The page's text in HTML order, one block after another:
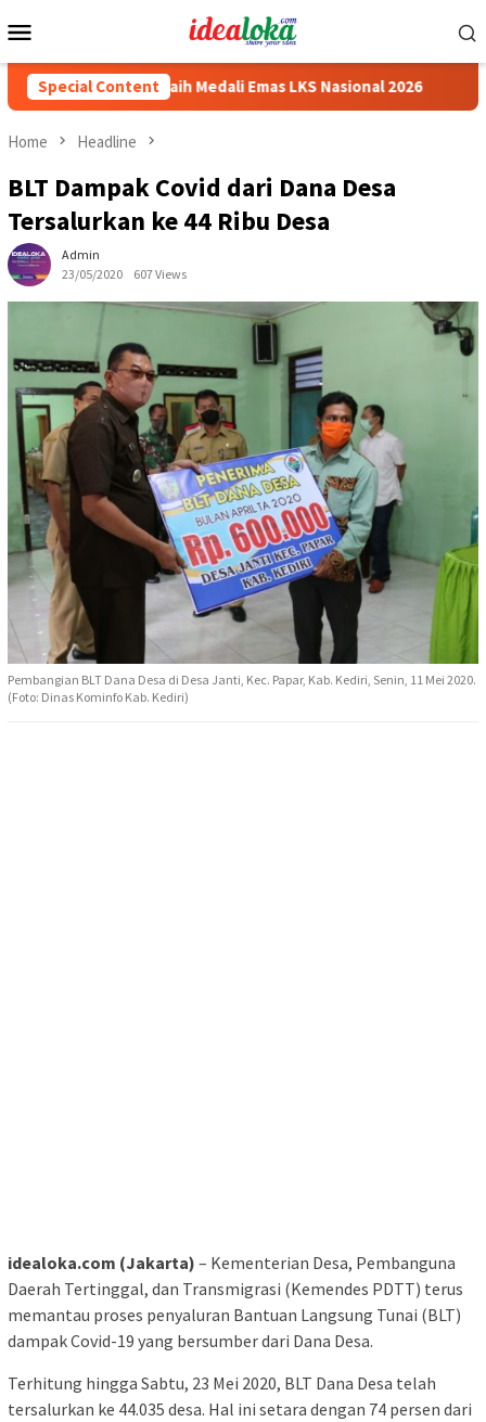
to
Menu
Special Content
Peraih Medali Emas LKS Nasional 2026 Cabai Jadi
Home Headline
BLT Dampak Covid dari Dana Desa
Tersalurkan ke 44 Ribu Desa
Admin
23/05/2020
607 Views
Pembangian BLT Dana Desa di Desa Janti, Kec. Papar, Kab. Kediri, Senin, 11 Mei 2020.
(Foto: Dinas Kominfo Kab. Kediri)
idealoka.com (Jakarta) – Kementerian Desa, Pembanguna
Daerah Tertinggal, dan Transmigrasi (Kemendes PDTT) terus
memantau proses penyaluran Bantuan Langsung Tunai (BLT)
dampak Covid-19 yang bersumber dari Dana Desa.
Terhitung hingga Sabtu, 23 Mei 2020, BLT Dana Desa telah
tersalurkan ke 44.035 desa. Hal ini setara dengan 74 persen dari